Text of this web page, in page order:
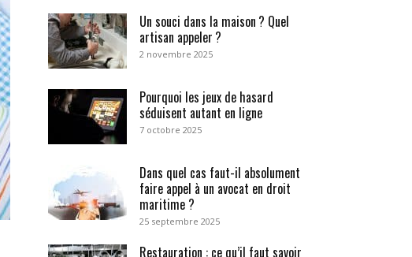
Un souci dans la maison ? Quel
artisan appeler ?
2 novembre 2025
Pourquoi les jeux de hasard
séduisent autant en ligne
7 octobre 2025
Dans quel cas faut-il absolument
faire appel à un avocat en droit
maritime ?
25 septembre 2025
Restauration : ce qu’il faut savoir